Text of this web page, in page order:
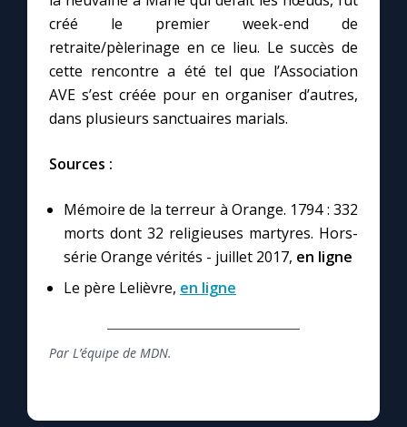
créé le premier week-end de
retraite/pèlerinage en ce lieu. Le succès de
cette rencontre a été tel que l’Association
AVE s’est créée pour en organiser d’autres,
dans plusieurs sanctuaires marials.
Sources :
Mémoire de la terreur à Orange. 1794 : 332
morts dont 32 religieuses martyres. Hors-
série Orange vérités - juillet 2017, en ligne
Le père Lelièvre, en ligne
Par L’équipe de MDN.